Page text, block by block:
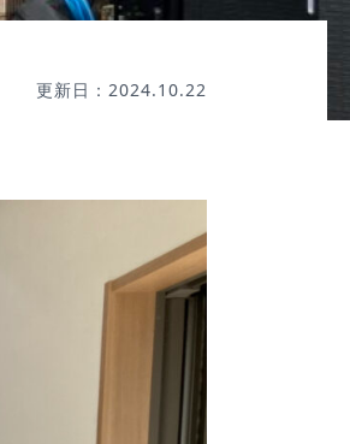
更新日：2024.10.22